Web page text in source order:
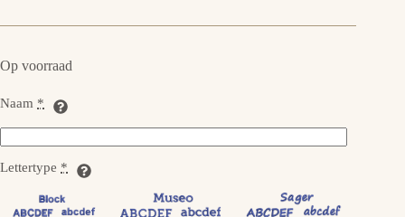
Op voorraad
Naam *
Lettertype *